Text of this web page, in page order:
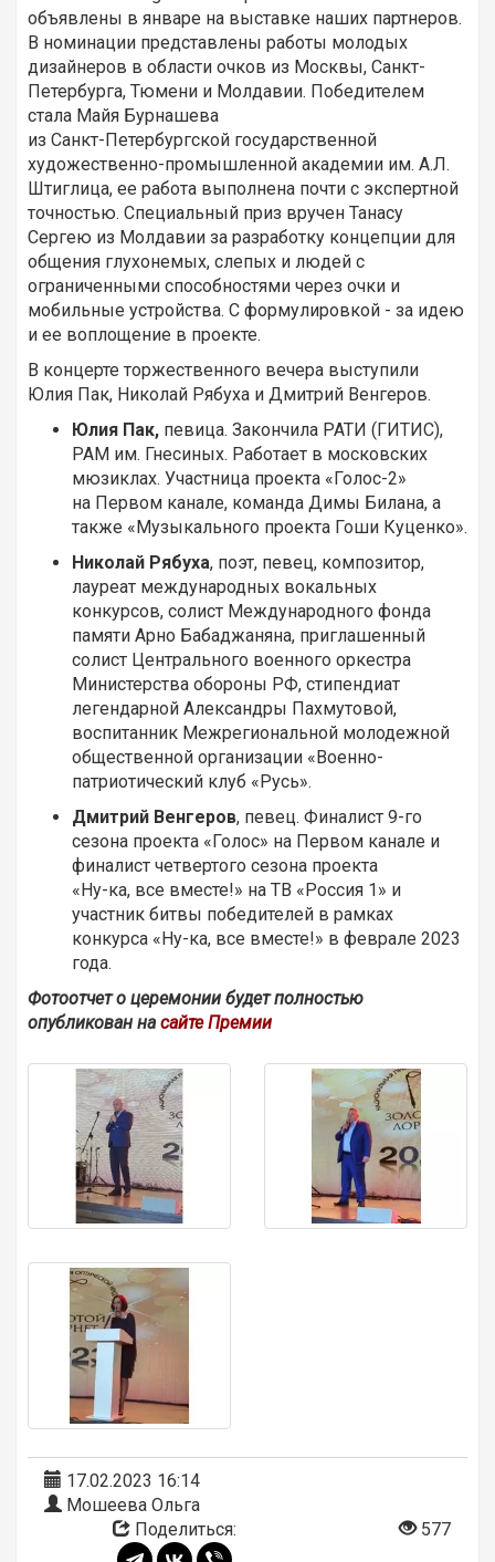
объявлены в январе на выставке наших партнеров.
В номинации представлены работы молодых
дизайнеров в области очков из Москвы, Санкт-
Петербурга, Тюмени и Молдавии. Победителем
стала Майя Бурнашева
из Санкт-Петербургской государственной
художественно-промышленной академии им. А.Л.
Штиглица, ее работа выполнена почти с экспертной
точностью. Специальный приз вручен Танасу
Сергею из Молдавии за разработку концепции для
общения глухонемых, слепых и людей с
ограниченными способностями через очки и
мобильные устройства. С формулировкой - за идею
и ее воплощение в проекте.
В концерте торжественного вечера выступили
Юлия Пак, Николай Рябуха и Дмитрий Венгеров.
Юлия Пак, певица. Закончила РАТИ (ГИТИС),
РАМ им. Гнесиных. Работает в московских
мюзиклах. Участница проекта «Голос-2»
на Первом канале, команда Димы Билана, а
также «Музыкального проекта Гоши Куценко».
Николай Рябуха, поэт, певец, композитор,
лауреат международных вокальных
конкурсов, солист Международного фонда
памяти Арно Бабаджаняна, приглашенный
солист Центрального военного оркестра
Министерства обороны РФ, стипендиат
легендарной Александры Пахмутовой,
воспитанник Межрегиональной молодежной
общественной организации «Военно-
патриотический клуб «Русь».
Дмитрий Венгеров, певец. Финалист 9-го
сезона проекта «Голос» на Первом канале и
финалист четвертого сезона проекта
«Ну-ка, все вместе!» на ТВ «Россия 1» и
участник битвы победителей в рамках
конкурса «Ну-ка, все вместе!» в феврале 2023
года.
Фотоотчет о церемонии будет полностью
опубликован на сайте Премии
17.02.2023 16:14
Мошеева Ольга
Поделиться:
577